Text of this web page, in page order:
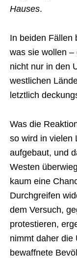
Hauses.
In beiden Fällen
was sie wollen –
nicht nur in den
westlichen
letztlich
Was die
so wird in vielen
aufgebaut, und
Westen
kaum eine
Durchgreifen
dem Versuch,
protestieren,
nimmt daher die
bewaffnete